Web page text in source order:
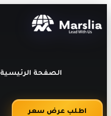
الصفحة الرئيسية
اطلب عرض سعر